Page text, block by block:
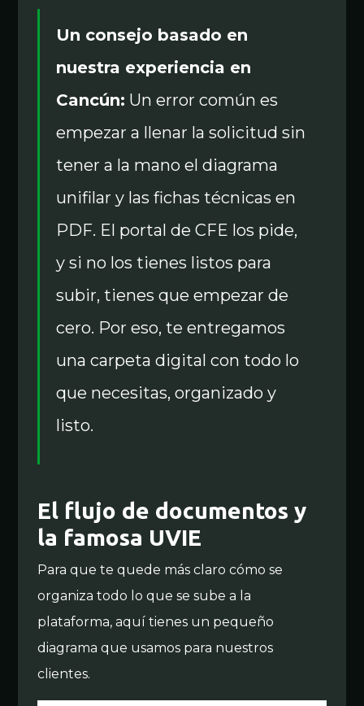
Un consejo basado en
nuestra experiencia en
Cancún: Un error común es
empezar a llenar la solicitud sin
tener a la mano el diagrama
unifilar y las fichas técnicas en
PDF. El portal de CFE los pide,
y si no los tienes listos para
subir, tienes que empezar de
cero. Por eso, te entregamos
una carpeta digital con todo lo
que necesitas, organizado y
listo.
El flujo de documentos y
la famosa UVIE
Para que te quede más claro cómo se
organiza todo lo que se sube a la
plataforma, aquí tienes un pequeño
diagrama que usamos para nuestros
clientes.